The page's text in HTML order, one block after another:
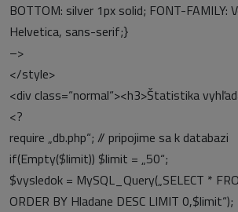
BOTTOM: silver 1px solid; FONT-FAMILY:
Helvetica, sans-serif;}
–>
</style>
<div class=“normal“><h3>Štatistika
<?
require „db.php“; // pripojime sa k databazi
if(Empty($limit)) $limit = „50“;
$vysledok = MySQL_Query(„SELECT *
ORDER BY Hladane DESC LIMIT 0,$limit“);